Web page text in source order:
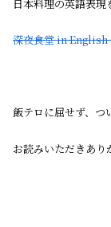
日本料理の英語表
深夜食堂 in English
飯テロに屈せず、つ
お読みいただきあり